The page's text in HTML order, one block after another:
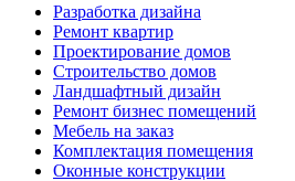
Разработка дизайна
Ремонт квартир
Проектирование домов
Строительство домов
Ландшафтный дизайн
Ремонт бизнес помещений
Мебель на заказ
Комплектация помещения
Оконные конструкции